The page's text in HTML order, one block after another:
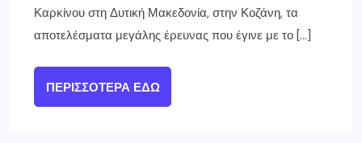
Καρκίνου στη Δυτική Μακεδονία, στην Κοζάνη, τα
αποτελέσματα μεγάλης έρευνας που έγινε με το […]
ΠΕΡΙΣΣΌΤΕΡΑ ΕΔΏ